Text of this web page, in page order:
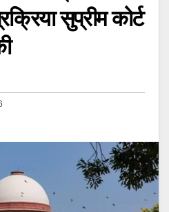
सुप्रीम कोर्ट